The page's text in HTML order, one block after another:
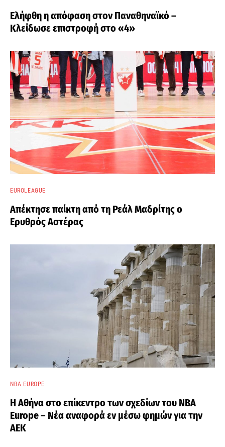
Ελήφθη η απόφαση στον Παναθηναϊκό –
Κλείδωσε επιστροφή στο «4»
EUROLEAGUE
Απέκτησε παίκτη από τη Ρεάλ Μαδρίτης ο
Ερυθρός Αστέρας
NBA EUROPE
Η Αθήνα στο επίκεντρο των σχεδίων του NBA
Europe – Νέα αναφορά εν μέσω φημών για την
ΑΕΚ